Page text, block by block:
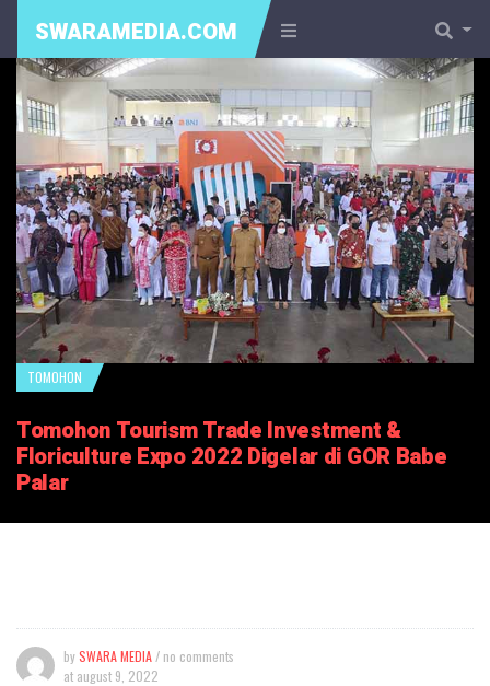
SWARAMEDIA.COM
TOMOHON
Tomohon Tourism Trade Investment &
Floriculture Expo 2022 Digelar di GOR Babe
Palar
bySWARA MEDIA / no comments
at august 9, 2022